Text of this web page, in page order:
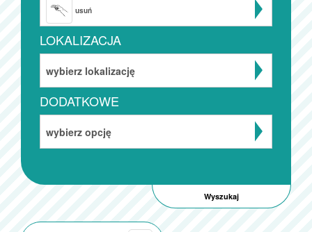
usuń
LOKALIZACJA
wybierz lokalizację
DODATKOWE
wybierz opcję